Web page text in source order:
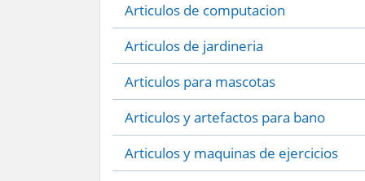
Articulos de computacion
Articulos de jardineria
Articulos para mascotas
Articulos y artefactos para bano
Articulos y maquinas de ejercicios